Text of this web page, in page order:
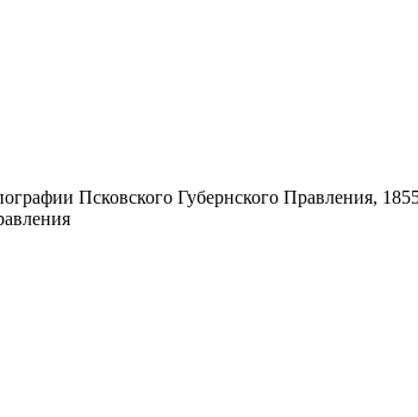
Псковского Губернского Правления,